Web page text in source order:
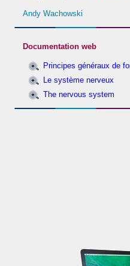
Andy Wachowski
Documentation web
Principes généraux de
Le système nerveux
The nervous system